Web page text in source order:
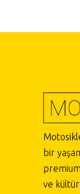
bir
ve kültür